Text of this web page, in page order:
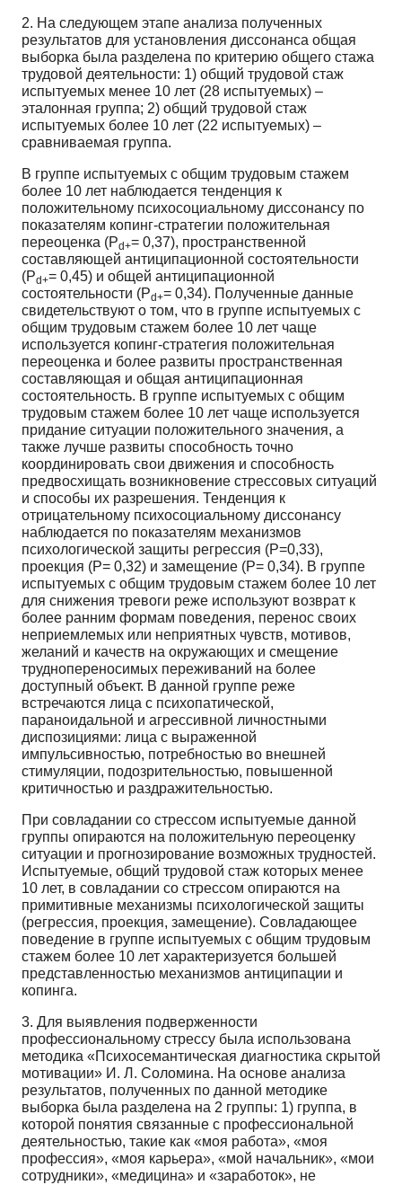
2. На следующем этапе анализа полученных
результатов для установления диссонанса общая
выборка была разделена по критерию общего стажа
трудовой деятельности: 1) общий трудовой стаж
испытуемых менее 10 лет (28 испытуемых) –
эталонная группа; 2) общий трудовой стаж
испытуемых более 10 лет (22 испытуемых) –
сравниваемая группа.
В группе испытуемых с общим трудовым стажем
более 10 лет наблюдается тенденция к
положительному психосоциальному диссонансу по
показателям копинг-стратегии положительная
переоценка (Рd+= 0,37), пространственной
составляющей антиципационной состоятельности
(Рd+= 0,45) и общей антиципационной
состоятельности (Рd+= 0,34). Полученные данные
свидетельствуют о том, что в группе испытуемых с
общим трудовым стажем более 10 лет чаще
используется копинг-стратегия положительная
переоценка и более развиты пространственная
составляющая и общая антиципационная
состоятельность. В группе испытуемых с общим
трудовым стажем более 10 лет чаще используется
придание ситуации положительного значения, а
также лучше развиты способность точно
координировать свои движения и способность
предвосхищать возникновение стрессовых ситуаций
и способы их разрешения. Тенденция к
отрицательному психосоциальному диссонансу
наблюдается по показателям механизмов
психологической защиты регрессия (Р=0,33),
проекция (Р= 0,32) и замещение (Р= 0,34). В группе
испытуемых с общим трудовым стажем более 10 лет
для снижения тревоги реже используют возврат к
более ранним формам поведения, перенос своих
неприемлемых или неприятных чувств, мотивов,
желаний и качеств на окружающих и смещение
труднопереносимых переживаний на более
доступный объект. В данной группе реже
встречаются лица с психопатической,
параноидальной и агрессивной личностными
диспозициями: лица с выраженной
импульсивностью, потребностью во внешней
стимуляции, подозрительностью, повышенной
критичностью и раздражительностью.
При совладании со стрессом испытуемые данной
группы опираются на положительную переоценку
ситуации и прогнозирование возможных трудностей.
Испытуемые, общий трудовой стаж которых менее
10 лет, в совладании со стрессом опираются на
примитивные механизмы психологической защиты
(регрессия, проекция, замещение). Совладающее
поведение в группе испытуемых с общим трудовым
стажем более 10 лет характеризуется большей
представленностью механизмов антиципации и
копинга.
3. Для выявления подверженности
профессиональному стрессу была использована
методика «Психосемантическая диагностика скрытой
мотивации» И. Л. Соломина. На основе анализа
результатов, полученных по данной методике
выборка была разделена на 2 группы: 1) группа, в
которой понятия связанные с профессиональной
деятельностью, такие как «моя работа», «моя
профессия», «моя карьера», «мой начальник», «мои
сотрудники», «медицина» и «заработок», не